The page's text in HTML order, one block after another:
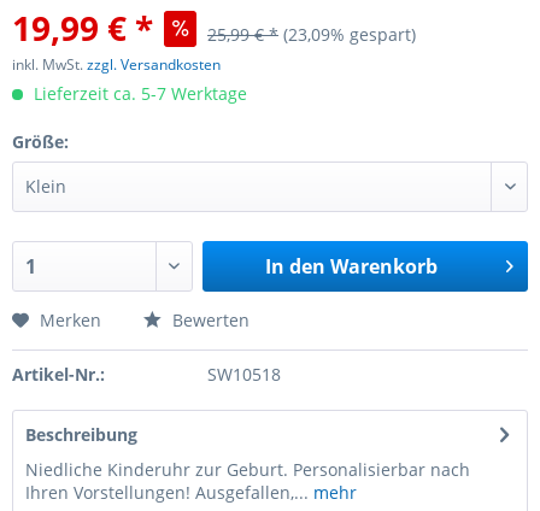
19,99 € * 25,99 € * (23,09% gespart)
inkl. MwSt.zzgl. Versandkosten
Lieferzeit ca. 5-7 Werktage
Größe:
In den Warenkorb
Merken Bewerten
Artikel-Nr.: SW10518
Beschreibung
Niedliche Kinderuhr zur Geburt. Personalisierbar nach
Ihren Vorstellungen! Ausgefallen,... mehr